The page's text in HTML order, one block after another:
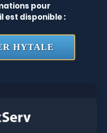
pour
est disponible :
HYTALE